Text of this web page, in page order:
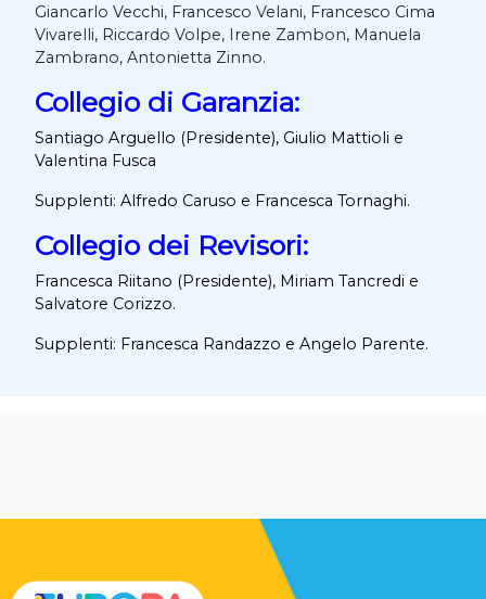
Giancarlo Vecchi, Francesco Velani, Francesco Cima
Vivarelli, Riccardo Volpe, Irene Zambon, Manuela
Zambrano, Antonietta Zinno.
Collegio di Garanzia:
Santiago Arguello (Presidente), Giulio Mattioli e
Valentina Fusca
Supplenti: Alfredo Caruso e Francesca Tornaghi.
Collegio dei Revisori:
Francesca Riitano (Presidente), Miriam Tancredi e
Salvatore Corizzo.
Supplenti: Francesca Randazzo e Angelo Parente.